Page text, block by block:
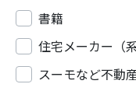
書籍
住宅メーカー（
スーモなど不動